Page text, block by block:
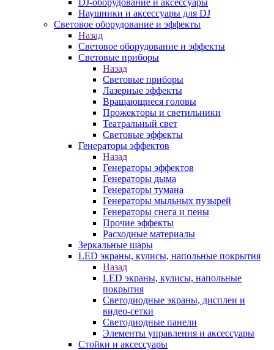
DJ-оборудование и аксессуары
Наушники и аксессуары для DJ
Световое оборудование и эффекты
Назад
Световое оборудование и эффекты
Световые приборы
Назад
Световые приборы
Лазерные эффекты
Вращающиеся головы
Прожекторы и светильники
Театральный свет
Световые эффекты
Генераторы эффектов
Назад
Генераторы эффектов
Генераторы дыма
Генераторы тумана
Генераторы мыльных пузырей
Генераторы снега и пены
Прочие эффекты
Расходные материалы
Зеркальные шары
LED экраны, кулисы, напольные покрытия
Назад
LED экраны, кулисы, напольные
покрытия
Светодиодные экраны, дисплеи и
видео-сетки
Светодиодные панели
Элементы управления и аксессуары
Стойки и аксессуары